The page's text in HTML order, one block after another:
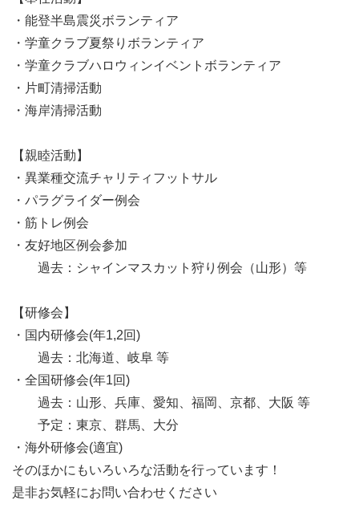
・能登半島震災ボランティア
・学童クラブ夏祭りボランティア
・学童クラブハロウィンイベントボランティア
・片町清掃活動
・海岸清掃活動
【親睦活動】
・異業種交流チャリティフットサル
・パラグライダー例会
・筋トレ例会
・友好地区例会参加
過去：シャインマスカット狩り例会（山形）等
【研修会】
・国内研修会(年1,2回)
過去：北海道、岐阜 等
・全国研修会(年1回)
過去：山形、兵庫、愛知、福岡、京都、大阪 等
予定：東京、群馬、大分
・海外研修会(適宜)
そのほかにもいろいろな活動を行っています！
是非お気軽にお問い合わせください